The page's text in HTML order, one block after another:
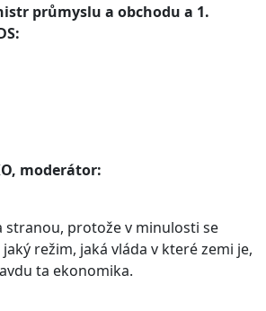
průmyslu a obchodu a 1.
moderátor:
stranou, protože v minulosti se
režim, jaká vláda v které zemi je,
ta ekonomika.